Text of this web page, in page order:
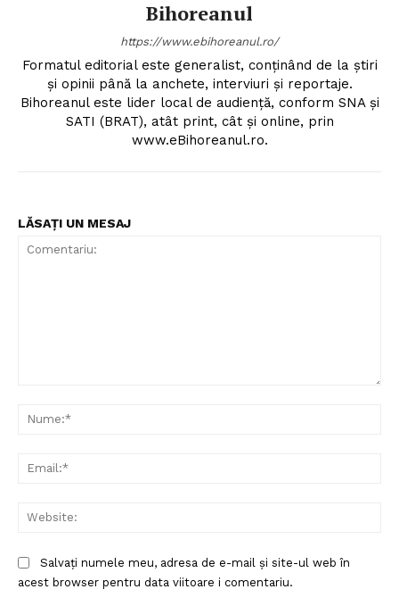
Bihoreanul
https://www.ebihoreanul.ro/
Formatul editorial este generalist, conţinând de la ştiri
şi opinii până la anchete, interviuri şi reportaje.
Bihoreanul este lider local de audienţă, conform SNA şi
SATI (BRAT), atât print, cât şi online, prin
www.eBihoreanul.ro.
LĂSAȚI UN MESAJ
Salvați numele meu, adresa de e-mail și site-ul web în
acest browser pentru data viitoare i comentariu.